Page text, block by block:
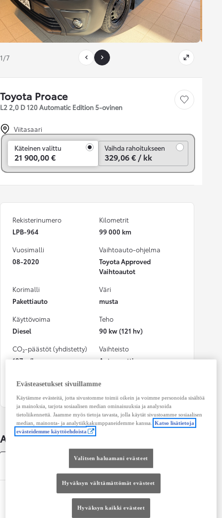
1/7
Toyota Proace
L2 2,0 D 120 Automatic Edition 5-ovinen
Tallenna auto
Viitasaari
Käteinen valittu
21 900,00 €
Vaihda rahoitukseen
329,06 € / kk
Rekisterinumero
LPB-964
Kilometrit
99 000 km
Vuosimalli
08-2020
Vaihtoauto-ohjelma
Toyota Approved
Vaihtoautot
Korimalli
Pakettiauto
Väri
musta
Käyttövoima
Diesel
Teho
90 kw (121 hv)
CO₂-päästöt (yhdistetty)
197 g/km
Vaihteisto
Automaatti
Auton lisätiedot
Evästeasetukset sivuillamme
Käytämme evästeitä, jotta sivustomme toimii oikein ja voimme personoida sisältöä
ja mainoksia, tarjota sosiaalisen median ominaisuuksia ja analysoida
tietoliikennettä. Jaamme myös tietoja tavasta, jolla käytät sivustoamme sosiaalisen
median, mainonta- ja analytiikkakumppaneidemme kanssa. Katso lisätietoja
evästeidemme käyttöehdoista
Valitsen haluamani evästeet
Hyväksyn välttämättömät evästeet
Hyväksyn kaikki evästeet